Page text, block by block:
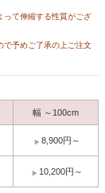
て伸縮する性質がござ
で予めご了承の上ご注文
幅 ～100cm
8,900円～
10,200円～